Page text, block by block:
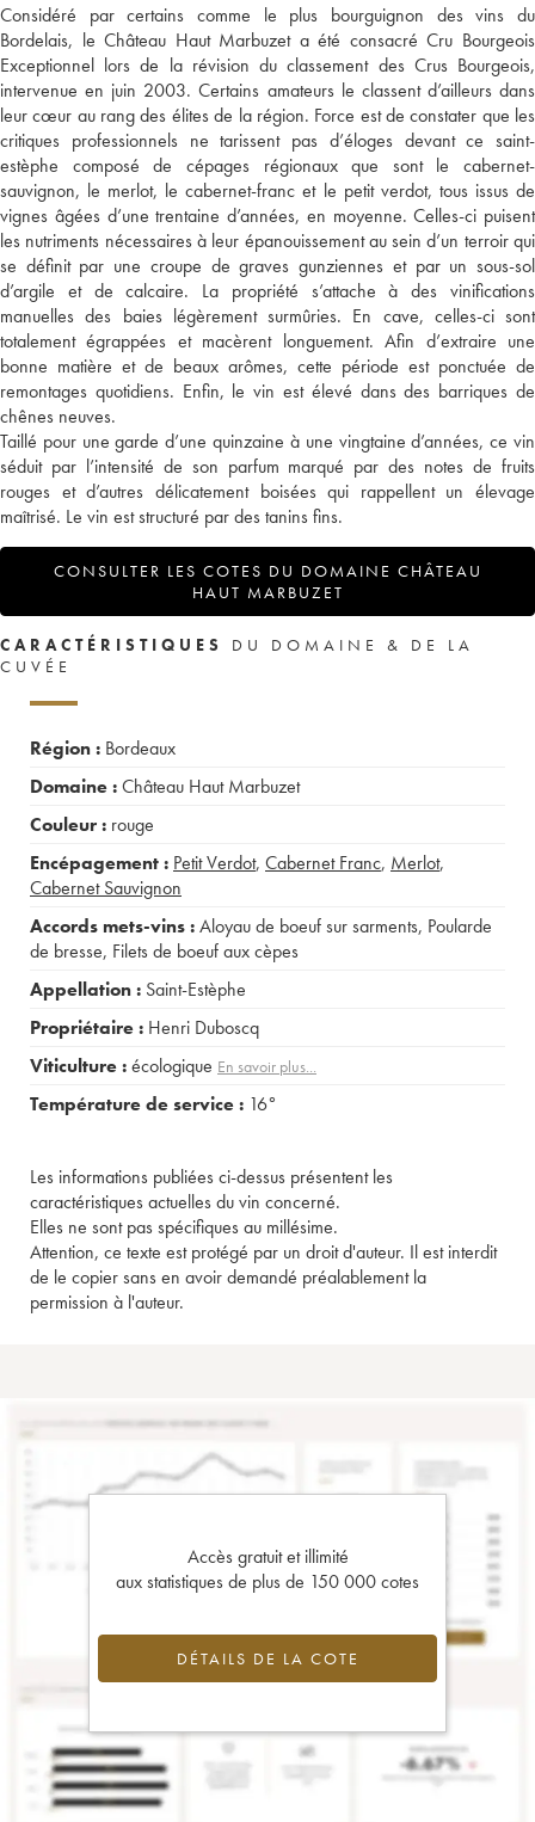
Considéré par certains comme le plus bourguignon des vins du
Bordelais, le Château Haut Marbuzet a été consacré Cru Bourgeois
Exceptionnel lors de la révision du classement des Crus Bourgeois,
intervenue en juin 2003. Certains amateurs le classent d’ailleurs dans
leur cœur au rang des élites de la région. Force est de constater que les
critiques professionnels ne tarissent pas d’éloges devant ce saint-
estèphe composé de cépages régionaux que sont le cabernet-
sauvignon, le merlot, le cabernet-franc et le petit verdot, tous issus de
vignes âgées d’une trentaine d’années, en moyenne. Celles-ci puisent
les nutriments nécessaires à leur épanouissement au sein d’un terroir qui
se définit par une croupe de graves gunziennes et par un sous-sol
d’argile et de calcaire. La propriété s’attache à des vinifications
manuelles des baies légèrement surmûries. En cave, celles-ci sont
totalement égrappées et macèrent longuement. Afin d’extraire une
bonne matière et de beaux arômes, cette période est ponctuée de
remontages quotidiens. Enfin, le vin est élevé dans des barriques de
chênes neuves.
Taillé pour une garde d’une quinzaine à une vingtaine d’années, ce vin
séduit par l’intensité de son parfum marqué par des notes de fruits
rouges et d’autres délicatement boisées qui rappellent un élevage
maîtrisé. Le vin est structuré par des tanins fins.
CONSULTER LES COTES DU DOMAINE CHÂTEAU
HAUT MARBUZET
CARACTÉRISTIQUES
DU DOMAINE & DE LA
CUVÉE
Région : Bordeaux
Domaine :Château Haut Marbuzet
Couleur : rouge
Encépagement : Petit Verdot, Cabernet Franc, Merlot,
Cabernet Sauvignon
Accords mets-vins :Aloyau de boeuf sur sarments, Poularde
de bresse, Filets de boeuf aux cèpes
Appellation : Saint-Estèphe
Propriétaire : Henri Duboscq
Viticulture :écologique En savoir plus...
Température de service : 16°
Les informations publiées ci-dessus présentent les
caractéristiques actuelles du vin concerné.
Elles ne sont pas spécifiques au millésime.
Attention, ce texte est protégé par un droit d'auteur. Il est interdit
de le copier sans en avoir demandé préalablement la
permission à l'auteur.
Accès gratuit et illimité
aux statistiques de plus de 150 000 cotes
DÉTAILS DE LA COTE